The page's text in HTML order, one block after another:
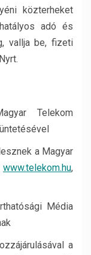
közterheket
adó és
vallja be, fizeti
Telekom
a Magyar
www.telekom.hu,
Média
a